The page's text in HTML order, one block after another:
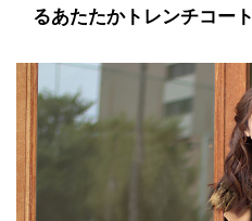
るあたたかトレンチコート